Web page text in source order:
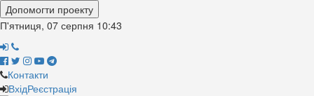
Допомогти проекту
П'ятниця, 07 серпня 10:43
Контакти
ВхідРеєстрація